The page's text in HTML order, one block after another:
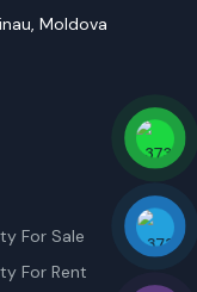
Moldova
For Sale
For Rent